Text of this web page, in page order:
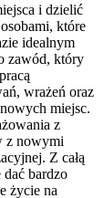
i dzielić
które
idealnym
zawód, który
wrażeń oraz
miejsc.
z
z nowymi
Z całą
bardzo
życie na